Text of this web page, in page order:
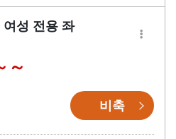
성 전용 좌
비축